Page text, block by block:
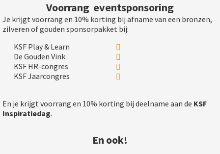
Voorrang eventsponsoring
Je krijgt voorrang en 10% korting bij afname van een bronzen,
zilveren of gouden sponsorpakket bij:
KSF Play & Learn
De Gouden Vink
KSF HR-congres
KSF Jaarcongres
En je krijgt voorrang en 10% korting bij deelname aan de KSF
Inspiratiedag.
En ook!